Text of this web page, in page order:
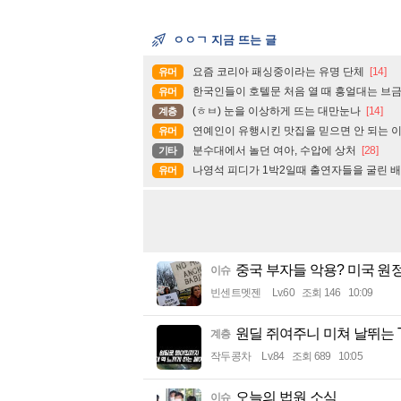
ㅇㅇㄱ 지금 뜨는 글
유머 요즘 코리아 패싱중이라는 유명 단체 [14]
유머 한국인들이 호텔문 처음 열 때 흥얼대는 브
계층 (ㅎㅂ) 눈을 이상하게 뜨는 대만눈나 [14]
유머 연예인이 유행시킨 맛집을 믿으면 안 되는
기타 분수대에서 놀던 여아, 수압에 상처 [28]
유머 나영석 피디가 1박2일때 출연자들을 굴린
이슈 중국 부자들 악용? 미국 원
빈센트멧젠 Lv.60 조회 146 10:09
계층 원딜 쥐여주니 미쳐 날뛰는
작두콩차 Lv.84 조회 689 10:05
이슈 오늘의 법원 소식